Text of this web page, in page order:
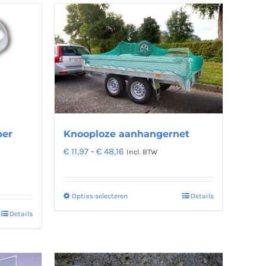
Details
Knooploze aanhangernet
€ 11,97 - € 48,16 Prijsklasse:
€ 48,16
Incl. BTW
Opties selecterenDit
Details